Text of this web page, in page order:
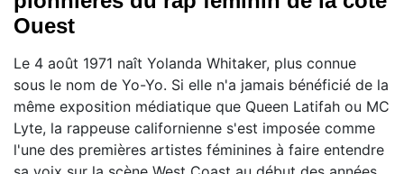
Ouest
Le 4 août 1971 naît Yolanda Whitaker, plus connue
sous le nom de Yo-Yo. Si elle n'a jamais bénéficié de la
même exposition médiatique que Queen Latifah ou MC
Lyte, la rappeuse californienne s'est imposée comme
l'une des premières artistes féminines à faire entendre